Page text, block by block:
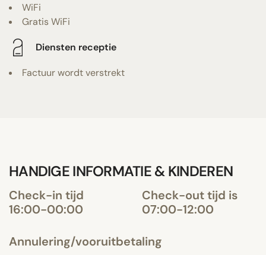
WiFi
Gratis WiFi
Diensten receptie
Factuur wordt verstrekt
HANDIGE INFORMATIE & KINDEREN
Check-in tijd
16:00-00:00
Check-out tijd is
07:00-12:00
Annulering/vooruitbetaling